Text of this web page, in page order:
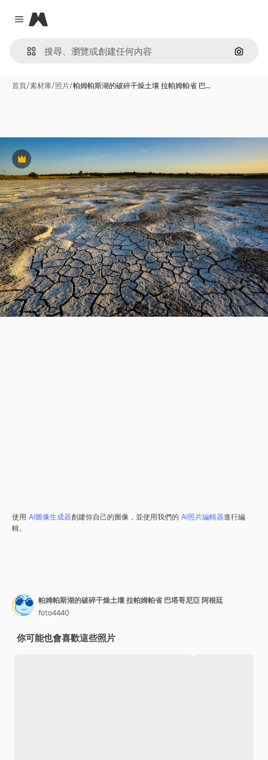
Close menu
Magnific
通過圖
首頁/素材庫/照片/帕姆帕斯湖的破碎干燥土壤 拉帕姆帕省 巴…
Premium
使用 AI圖像生成器創建你自己的圖像，並使用我們的 AI照片編輯器進行編
輯。
帕姆帕斯湖的破碎干燥土壤 拉帕姆帕省 巴塔哥尼亞 阿根廷
foto4440
你可能也會喜歡這些照片